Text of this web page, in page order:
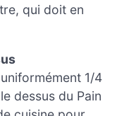
qui doit en
1/4
dessus du Pain